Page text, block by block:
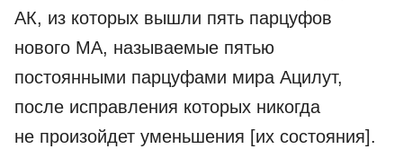
АК, из которых вышли пять парцуфов
нового МА, называемые пятью
постоянными парцуфами мира Ацилут,
после исправления которых никогда
не произойдет уменьшения [их состояния].